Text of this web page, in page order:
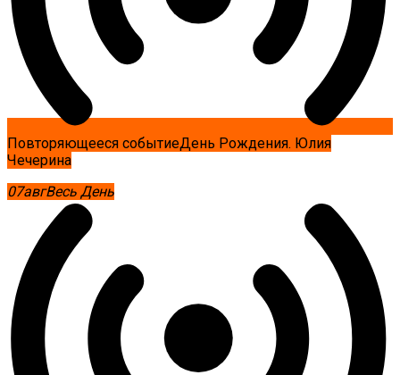
Повторяющееся событиеДень Рождения. Юлия
Чечерина
07авгВесь День